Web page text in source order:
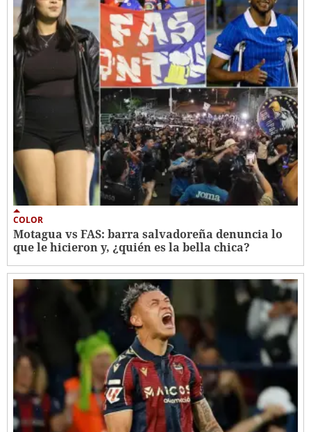
COLOR
Motagua vs FAS: barra salvadoreña denuncia lo
que le hicieron y, ¿quién es la bella chica?